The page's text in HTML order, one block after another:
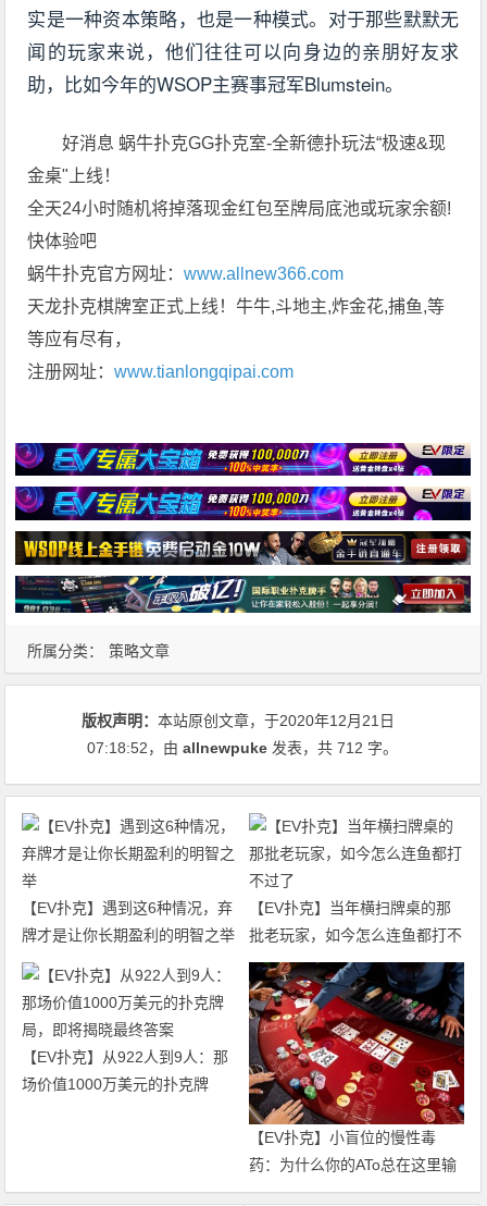
实是一种资本策略，也是一种模式。对于那些默默无
闻的玩家来说，他们往往可以向身边的亲朋好友求
助，比如今年的WSOP主赛事冠军Blumstein。
好消息 蜗牛扑克GG扑克室-全新德扑玩法“极速&现
金桌"上线！
全天24小时随机将掉落现金红包至牌局底池或玩家余额!
快体验吧
蜗牛扑克官方网址：www.allnew366.com
天龙扑克棋牌室正式上线！牛牛,斗地主,炸金花,捕鱼,等
等应有尽有，
注册网址：www.tianlongqipai.com
所属分类： 策略文章
版权声明：本站原创文章，于2020年12月21日
07:18:52，由allnewpuke 发表，共 712 字。
【EV扑克】遇到这6种情况，弃
牌才是让你长期盈利的明智之举
【EV扑克】当年横扫牌桌的那
批老玩家，如今怎么连鱼都打不
过了
【EV扑克】从922人到9人：那
场价值1000万美元的扑克牌
【EV扑克】小盲位的慢性毒
药：为什么你的ATo总在这里输
钱？